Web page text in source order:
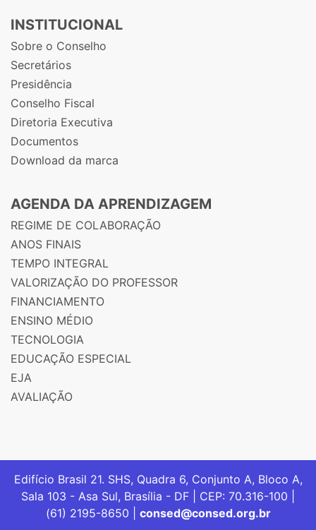
INSTITUCIONAL
Sobre o Conselho
Secretários
Presidência
Conselho Fiscal
Diretoria Executiva
Documentos
Download da marca
AGENDA DA APRENDIZAGEM
REGIME DE COLABORAÇÃO
ANOS FINAIS
TEMPO INTEGRAL
VALORIZAÇÃO DO PROFESSOR
FINANCIAMENTO
ENSINO MÉDIO
TECNOLOGIA
EDUCAÇÃO ESPECIAL
EJA
AVALIAÇÃO
Edifício Brasil 21. SHS, Quadra 6, Conjunto A, Bloco A,
Sala 103 - Asa Sul, Brasília - DF | CEP: 70.316-100 |
(61) 2195-8650 | consed@consed.org.br